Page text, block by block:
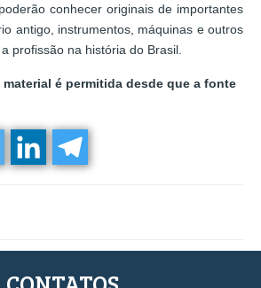
conhecer originais de importantes
antigo, instrumentos, máquinas e outros
profissão na história do Brasil.
é permitida desde que a fonte